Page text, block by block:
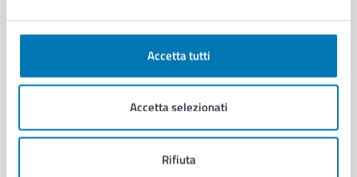
Accetta tutti
Accetta selezionati
Rifiuta
Organi di governo
Enti e fondazioni
Personale amministrativo
Intranet, posta aziendale e protocollo